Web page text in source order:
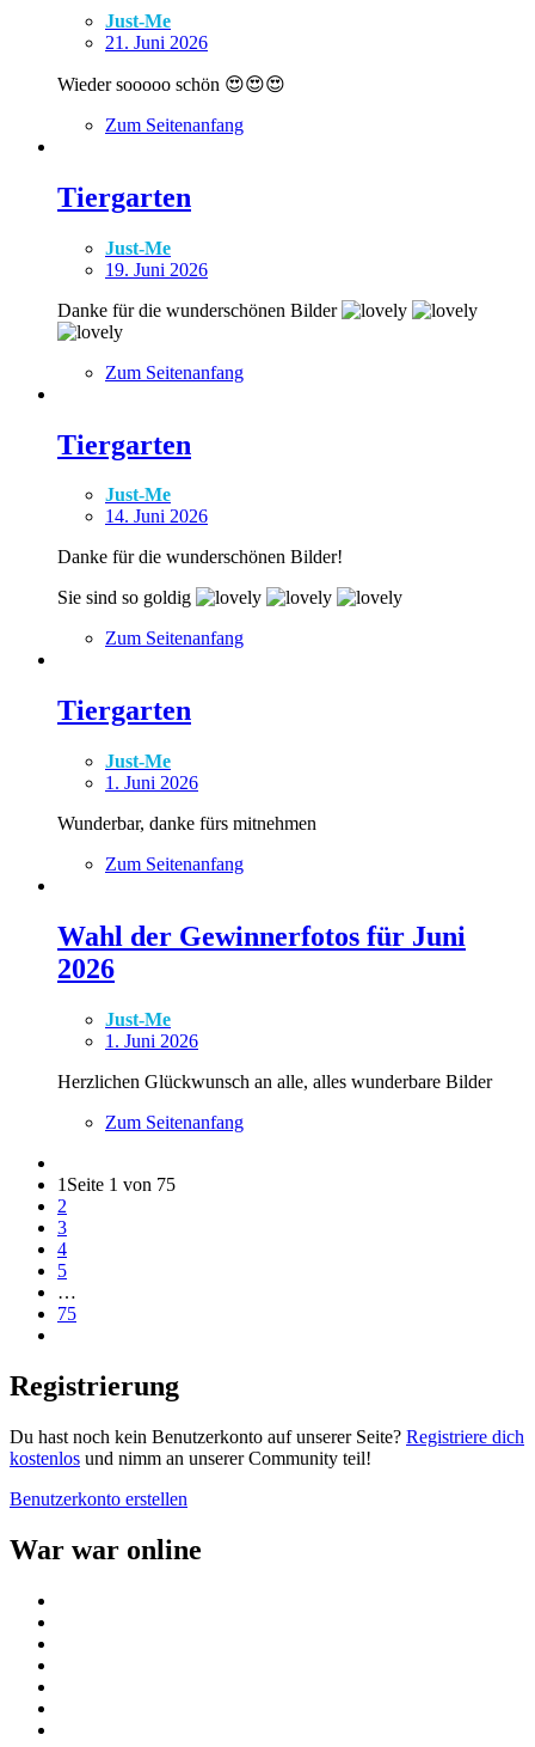
Just-Me
21. Juni 2026
Wieder sooooo schön 😍😍😍
Zum Seitenanfang
Tiergarten
Just-Me
19. Juni 2026
Danke für die wunderschönen Bilder
Zum Seitenanfang
Tiergarten
Just-Me
14. Juni 2026
Danke für die wunderschönen Bilder!
Sie sind so goldig
Zum Seitenanfang
Tiergarten
Just-Me
1. Juni 2026
Wunderbar, danke fürs mitnehmen
Zum Seitenanfang
Wahl der Gewinnerfotos für Juni
2026
Just-Me
1. Juni 2026
Herzlichen Glückwunsch an alle, alles wunderbare Bilder
Zum Seitenanfang
1 Seite 1 von 75
2
3
4
5
…
75
Registrierung
Du hast noch kein Benutzerkonto auf unserer Seite? Registriere dich
kostenlos und nimm an unserer Community teil!
Benutzerkonto erstellen
War war online